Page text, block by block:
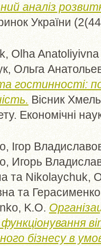
аналіз
ринок України
Olha Anatoliyivna
Ольга
гостинності:
Вісник
Економічні
Ігор
Игорь
та Nikolaychuk,
та
K.O.
бізнесу в